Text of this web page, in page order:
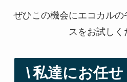
ぜひこの機会にエコカル
スをお試しく
\私達にお任